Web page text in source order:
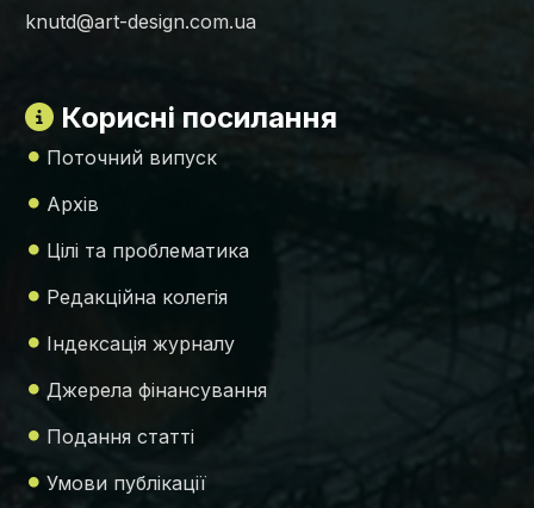
knutd@art-design.com.ua
Корисні посилання
Поточний випуск
Архів
Цілі та проблематика
Редакційна колегія
Індексація журналу
Джерела фінансування
Подання статті
Умови публікації